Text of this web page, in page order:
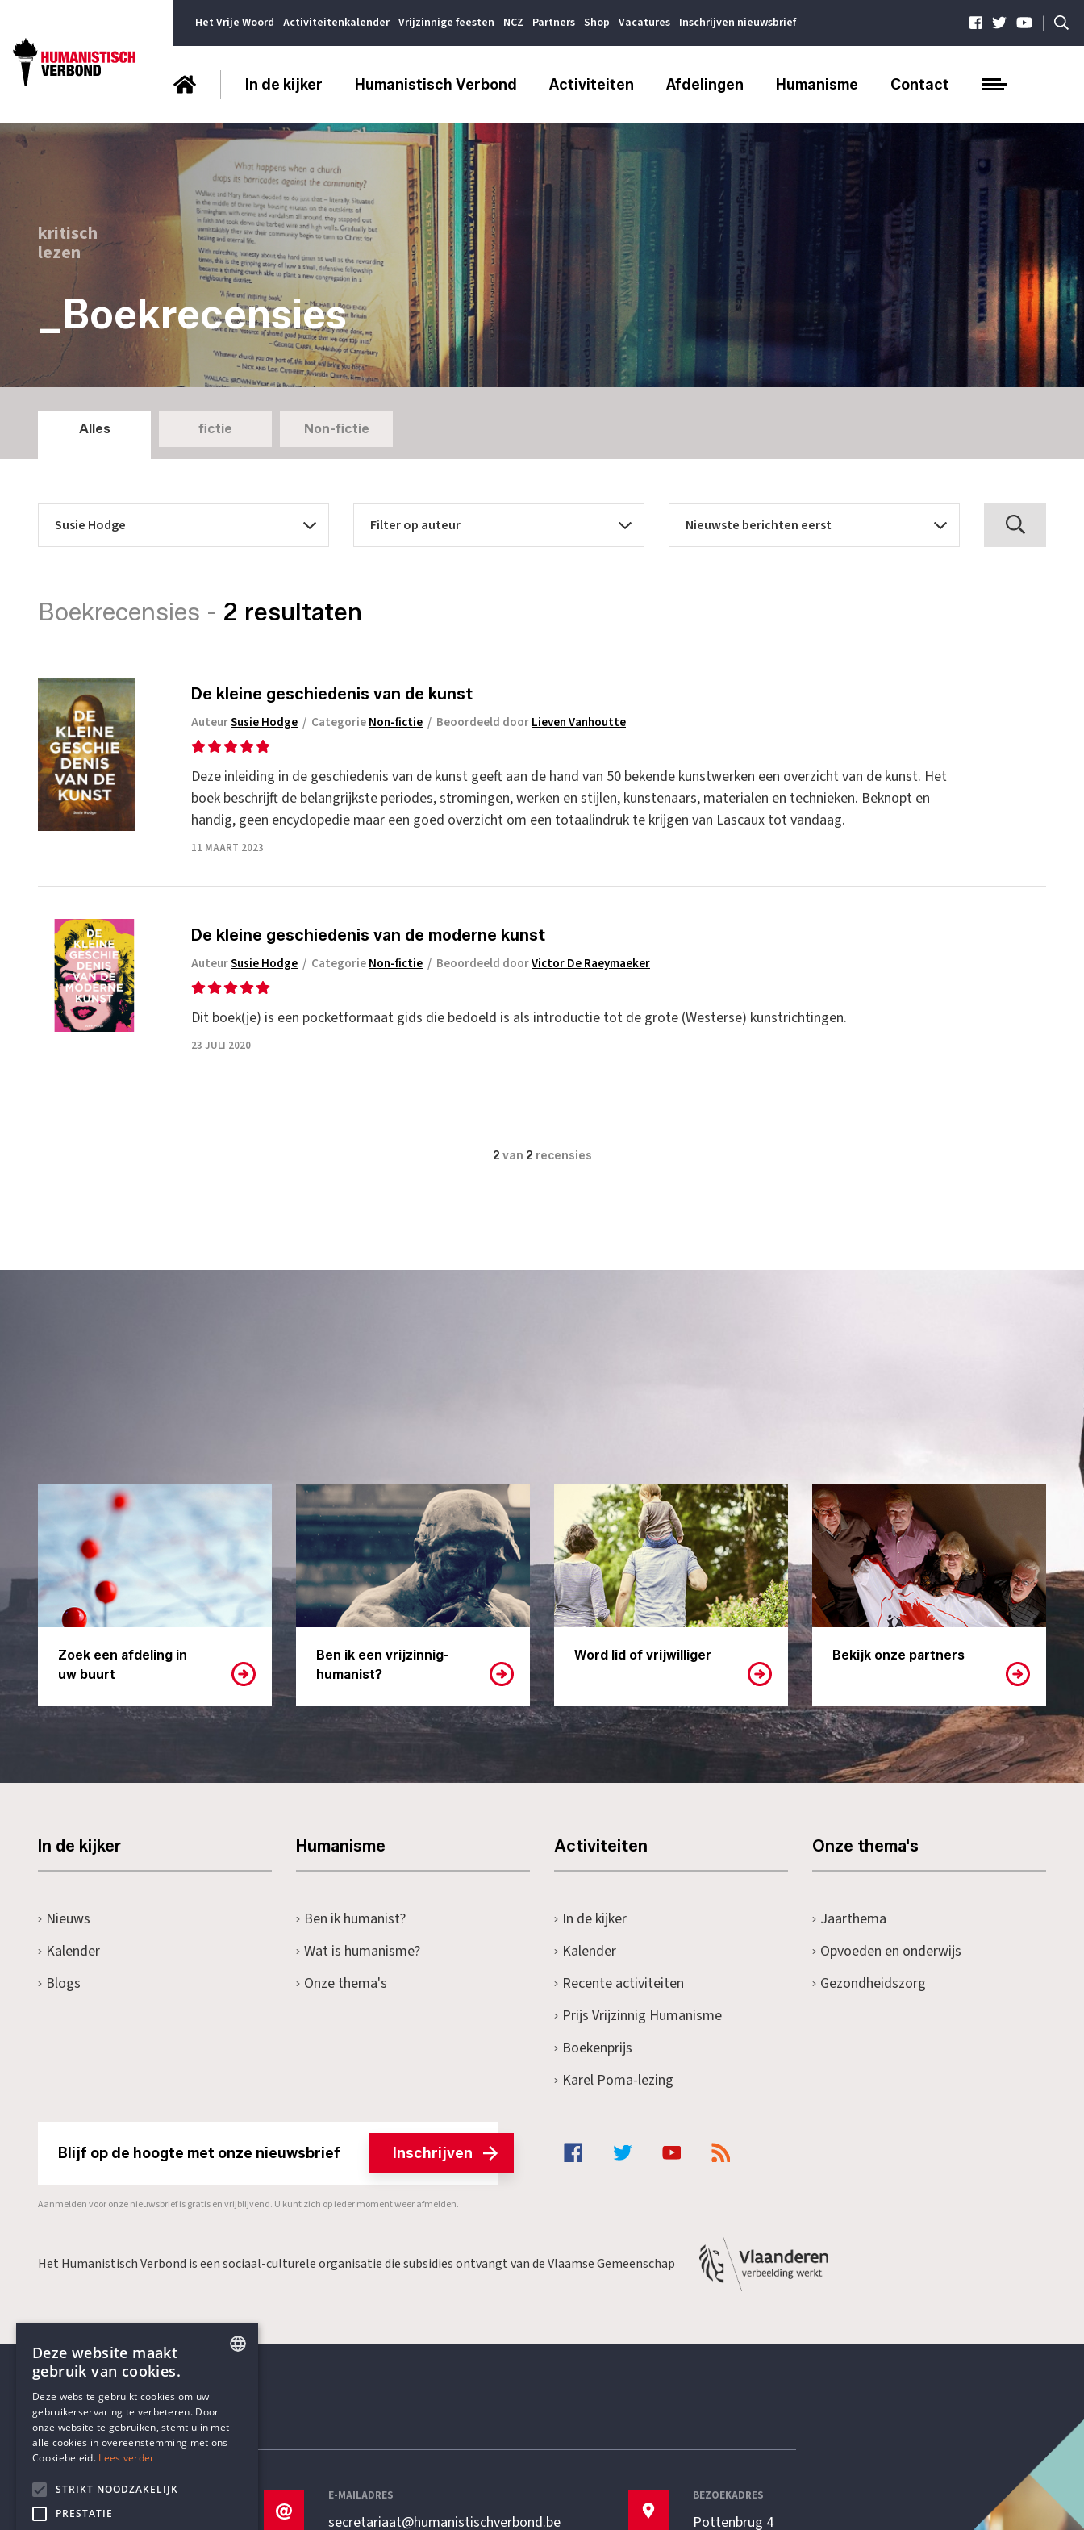
Het Vrije Woord Activiteitenkalender Vrijzinnige feesten NCZ Partners Shop Vacatures Inschrijven nieuwsbrief |
In de kijker Humanistisch Verbond Activiteiten Afdelingen Humanisme Contact
kritisch
lezen
_Boekrecensies
Alles fictie Non-fictie
Boekrecensies - 2 resultaten
De kleine geschiedenis van de kunst
AuteurSusie Hodge / CategorieNon-fictie / Beoordeeld doorLieven Vanhoutte
Deze inleiding in de geschiedenis van de kunst geeft aan de hand van 50 bekende kunstwerken een overzicht van de kunst. Het
boek beschrijft de belangrijkste periodes, stromingen, werken en stijlen, kunstenaars, materialen en technieken. Beknopt en
handig, geen encyclopedie maar een goed overzicht om een totaalindruk te krijgen van Lascaux tot vandaag.
11 MAART 2023
De kleine geschiedenis van de moderne kunst
AuteurSusie Hodge / CategorieNon-fictie / Beoordeeld doorVictor De Raeymaeker
Dit boek(je) is een pocketformaat gids die bedoeld is als introductie tot de grote (Westerse) kunstrichtingen.
23 JULI 2020
2 van 2 recensies
Zoek een afdeling in
uw buurt
Ben ik een vrijzinnig-
humanist?
Word lid of vrijwilliger Bekijk onze partners
In de kijker
Nieuws
Kalender
Blogs
Humanisme
Ben ik humanist?
Wat is humanisme?
Onze thema's
Activiteiten
In de kijker
Kalender
Recente activiteiten
Prijs Vrijzinnig Humanisme
Boekenprijs
Karel Poma-lezing
Onze thema's
Jaarthema
Opvoeden en onderwijs
Gezondheidszorg
Blijf op de hoogte met onze nieuwsbrief Inschrijven
Aanmelden voor onze nieuwsbrief is gratis en vrijblijvend. U kunt zich op ieder moment weer afmelden.
Het Humanistisch Verbond is een sociaal-culturele organisatie die subsidies ontvangt van de Vlaamse Gemeenschap
Contactgegevens
TELEFOON
+32 3 233 70 32
E-MAILADRES
secretariaat@humanistischverbond.be
BEZOEKADRES
Pottenbrug 4
DUTCH
Deze website maakt
gebruik van cookies.
Deze website gebruikt cookies om uw
gebruikerservaring te verbeteren. Door
onze website te gebruiken, stemt u in met
alle cookies in overeenstemming met ons
Cookiebeleid. Lees verder
STRIKT NOODZAKELIJK
PRESTATIE